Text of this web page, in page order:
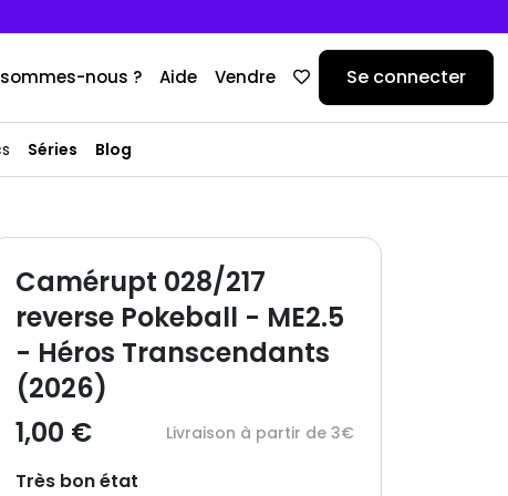
nous ? Aide Vendre Se connecter
Séries Blog
Camérupt 028/217
reverse Pokeball - ME2.5
- Héros Transcendants
(2026)
1,00 €
Livraison à partir de 3€
Très bon état